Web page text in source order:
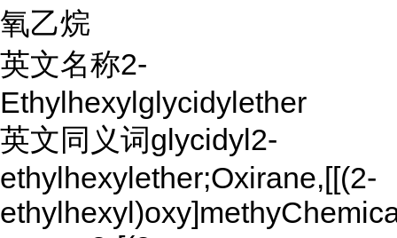
氧乙烷
英文名称2-
Ethylhexylglycidylether
英文同义词glycidyl2-
ethylhexylether;Oxirane,[[(2-